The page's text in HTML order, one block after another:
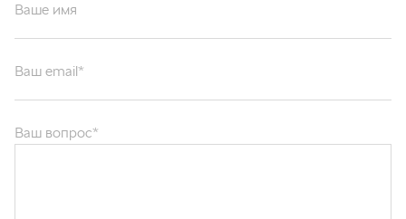
Ваше имя
персональных данных